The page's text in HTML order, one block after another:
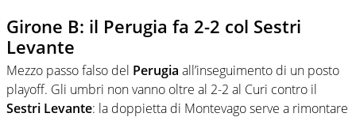
Girone B: il Perugia fa 2-2 col Sestri
Levante
Mezzo passo falso del Perugia all’inseguimento di un posto
playoff. Gli umbri non vanno oltre al 2-2 al Curi contro il
Sestri Levante: la doppietta di Montevago serve a rimontare